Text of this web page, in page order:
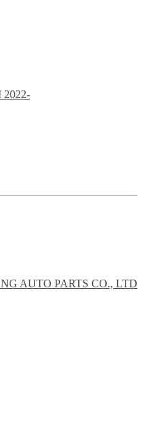
2022-
AUTO PARTS CO., LTD